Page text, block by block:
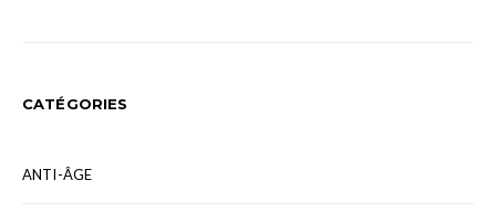
CATÉGORIES
ANTI-ÂGE